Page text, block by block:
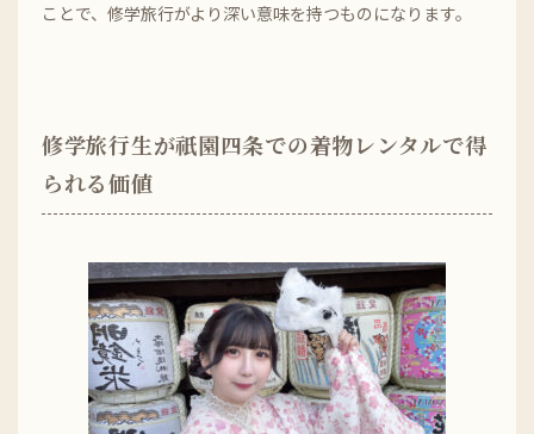
ことで、修学旅行がより深い意味を持つものになります。
修学旅行生が祇園四条での着物レンタルで得
られる価値